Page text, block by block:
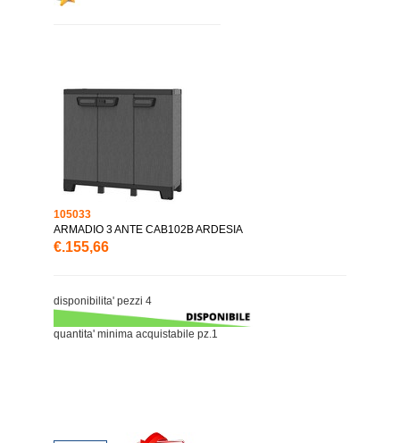
105033
ARMADIO 3 ANTE CAB102B ARDESIA
€.155,66
disponibilita' pezzi 4
quantita' minima acquistabile pz.1